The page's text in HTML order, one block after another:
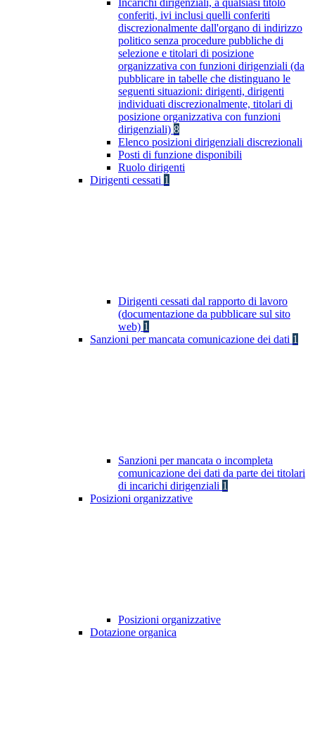
Incarichi dirigenziali, a qualsiasi titolo
conferiti, ivi inclusi quelli conferiti
discrezionalmente dall'organo di indirizzo
politico senza procedure pubbliche di
selezione e titolari di posizione
organizzativa con funzioni dirigenziali (da
pubblicare in tabelle che distinguano le
seguenti situazioni: dirigenti, dirigenti
individuati discrezionalmente, titolari di
posizione organizzativa con funzioni
dirigenziali) 8
Elenco posizioni dirigenziali discrezionali
Posti di funzione disponibili
Ruolo dirigenti
Dirigenti cessati 1
Dirigenti cessati dal rapporto di lavoro
(documentazione da pubblicare sul sito
web) 1
Sanzioni per mancata comunicazione dei dati 1
Sanzioni per mancata o incompleta
comunicazione dei dati da parte dei titolari
di incarichi dirigenziali 1
Posizioni organizzative
Posizioni organizzative
Dotazione organica